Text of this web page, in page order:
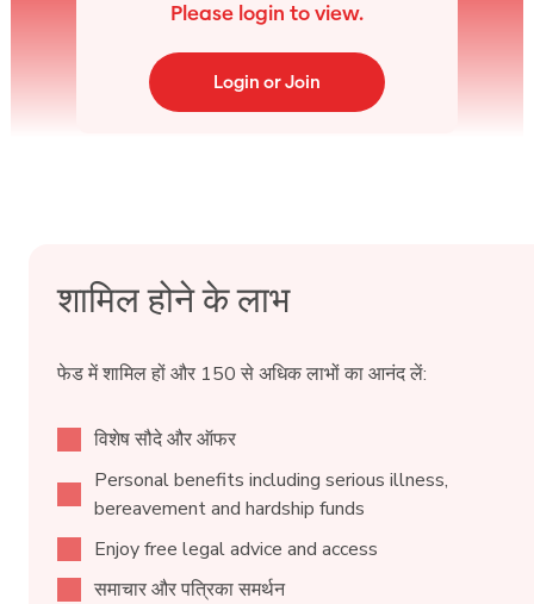
Please login to view.
Login or Join
शामिल होने के लाभ
फेड में शामिल हों और 150 से अधिक लाभों का आनंद लें:
विशेष सौदे और ऑफर
Personal benefits including serious illness,
bereavement and hardship funds
Enjoy free legal advice and access
समाचार और पत्रिका समर्थन